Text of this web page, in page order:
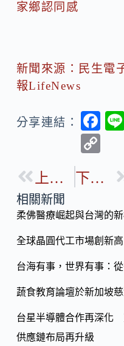
家鄉認同感
新聞來源：民生電
報LifeNews
分享連結：
F
b
o
k
p
Li
n
k
上一篇 下一篇
相關新聞
柔佛醫療崛起與台灣的
全球晶圓代工市場創新
台海有事，世界有事：
蔬食教育論壇於新加坡
台星半導體合作再深
供應鏈布局再升級